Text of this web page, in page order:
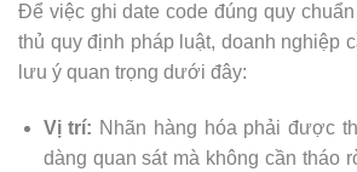
Để việc ghi date code đúng quy
thủ quy định pháp luật, doanh nghiệp
lưu ý quan trọng dưới đây:
Vị trí: Nhãn hàng hóa phải được
dàng quan sát mà không cần tháo